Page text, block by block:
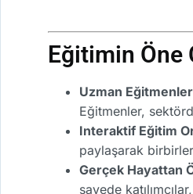
Eğitimin Öne
Uzman
Eğitmenler,
Interaktif Eğitim
paylaşarak
Gerçek Hayattan
sayede